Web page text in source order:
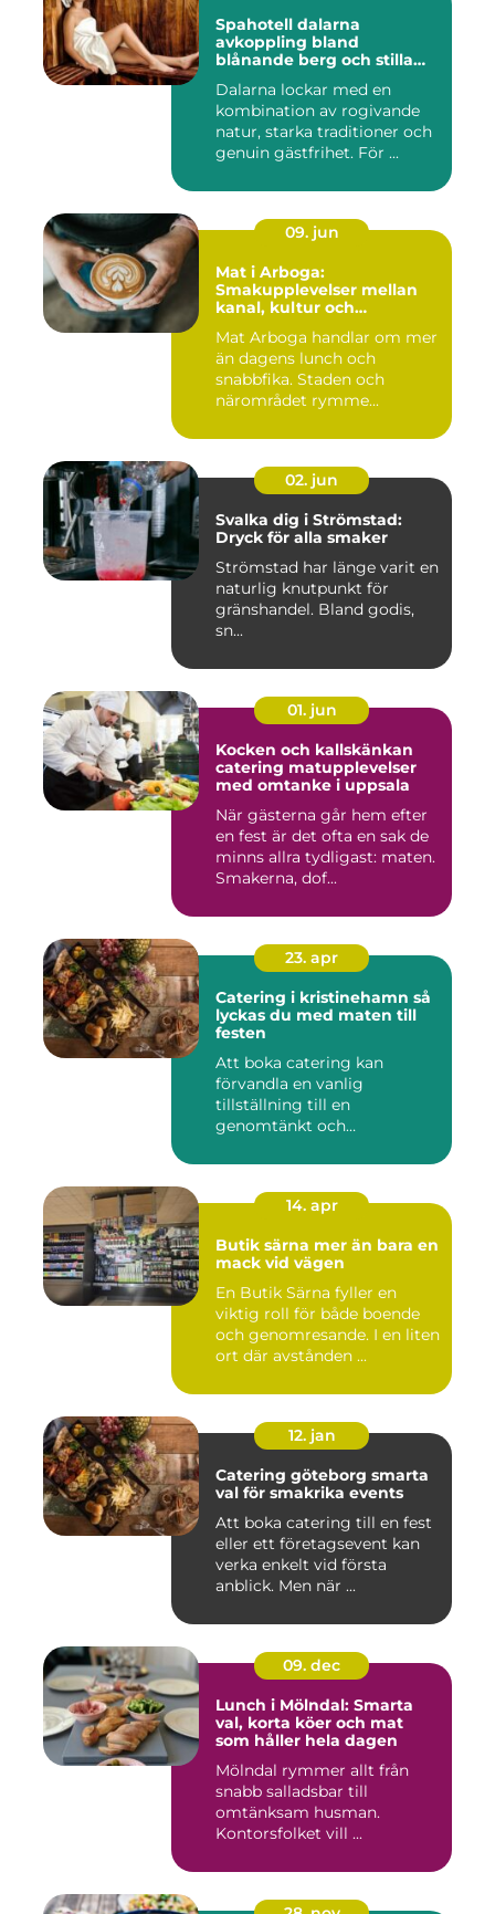
Spahotell dalarna
avkoppling bland
blånande berg och stilla
Dalarna lockar med en
kombination av rogivande
natur, starka traditioner och
genuin gästfrihet. För ...
09. jun
Mat i Arboga:
Smakupplevelser mellan
kanal, kultur och
Mat Arboga handlar om mer
än dagens lunch och
snabbfika. Staden och
närområdet rymme...
02. jun
Svalka dig i Strömstad:
Dryck för alla smaker
Strömstad har länge varit en
naturlig knutpunkt för
gränshandel. Bland godis,
sn...
01. jun
Kocken och kallskänkan
catering matupplevelser
med omtanke i uppsala
När gästerna går hem efter
en fest är det ofta en sak de
minns allra tydligast: maten.
Smakerna, dof...
23. apr
Catering i kristinehamn så
lyckas du med maten till
festen
Att boka catering kan
förvandla en vanlig
tillställning till en
genomtänkt och
14. apr
Butik särna mer än bara en
mack vid vägen
En Butik Särna fyller en
viktig roll för både boende
och genomresande. I en liten
ort där avstånden ...
12. jan
Catering göteborg smarta
val för smakrika events
Att boka catering till en fest
eller ett företagsevent kan
verka enkelt vid första
anblick. Men när ...
09. dec
Lunch i Mölndal: Smarta
val, korta köer och mat
som håller hela dagen
Mölndal rymmer allt från
snabb salladsbar till
omtänksam husman.
Kontorsfolket vill ...